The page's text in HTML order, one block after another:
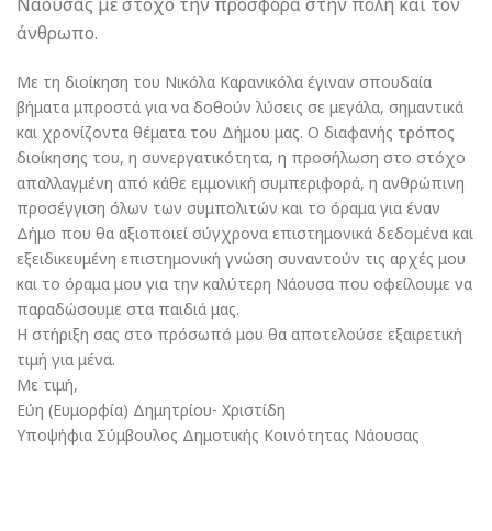
άνθρωπο.
Με τη διοίκηση του Νικόλα Καρανικόλα έγιναν σπουδαία
βήματα μπροστά για να δοθούν λύσεις σε μεγάλα, σημαντικά
και χρονίζοντα θέματα του Δήμου μας. Ο διαφανής τρόπος
διοίκησης του, η συνεργατικότητα, η προσήλωση στο στόχο
απαλλαγμένη από κάθε εμμονική συμπεριφορά, η ανθρώπινη
προσέγγιση όλων των συμπολιτών και το όραμα για έναν
Δήμο που θα αξιοποιεί σύγχρονα επιστημονικά δεδομένα και
εξειδικευμένη επιστημονική γνώση συναντούν τις αρχές μου
και το όραμα μου για την καλύτερη Νάουσα που οφείλουμε να
παραδώσουμε στα παιδιά μας.
Η στήριξη σας στο πρόσωπό μου θα αποτελούσε εξαιρετική
τιμή για μένα.
Με τιμή,
Εύη (Ευμορφία) Δημητρίου- Χριστίδη
Υποψήφια Σύμβουλος Δημοτικής Κοινότητας Νάουσας